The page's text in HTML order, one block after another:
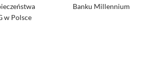
w Polsce
Banku Millennium